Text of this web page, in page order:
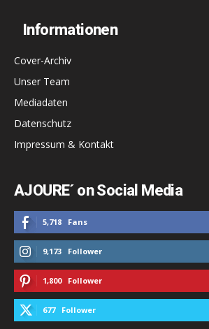
Informationen
Cover-Archiv
Unser Team
Mediadaten
Datenschutz
Impressum & Kontakt
AJOURE´ on Social Media
5,718 Fans
9,173 Follower
1,800 Follower
677 Follower